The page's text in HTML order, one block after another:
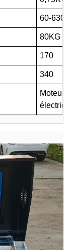
60-630
80KG
170
340
Moteur